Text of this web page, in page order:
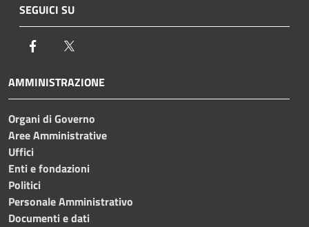
SEGUICI SU
Facebook
AMMINISTRAZIONE
Organi di Governo
Aree Amministrative
Uffici
Enti e fondazioni
Politici
Personale Amministrativo
Documenti e dati